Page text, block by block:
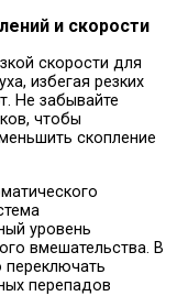
и скорости
скорости для
избегая резких
Не забывайте
чтобы
скопление
уровень
вмешательства. В
переключать
перепадов